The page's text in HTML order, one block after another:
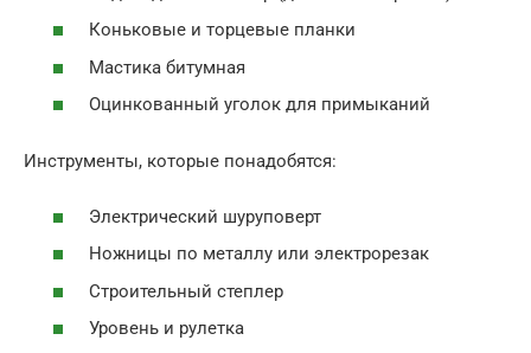
Коньковые и торцевые планки
Мастика битумная
Оцинкованный уголок для примыканий
Инструменты, которые понадобятся:
Электрический шуруповерт
Ножницы по металлу или электрорезак
Строительный степлер
Уровень и рулетка